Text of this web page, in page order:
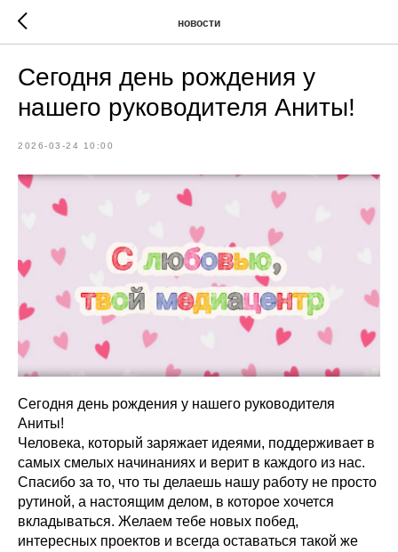
новости
Сегодня день рождения у
нашего руководителя Аниты!
2026-03-24 10:00
Сегодня день рождения у нашего руководителя
Аниты!
Человека, который заряжает идеями, поддерживает в
самых смелых начинаниях и верит в каждого из нас.
Спасибо за то, что ты делаешь нашу работу не просто
рутиной, а настоящим делом, в которое хочется
вкладываться. Желаем тебе новых побед,
интересных проектов и всегда оставаться такой же